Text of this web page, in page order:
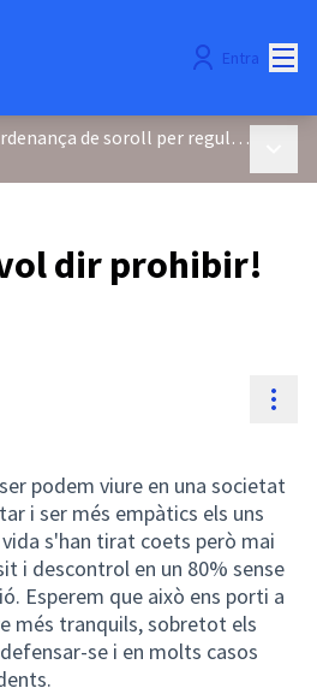
Entra
Modificació parcial de l'ordenança de soroll per regular els focs d'artifici i la pirotècnia
dir prohibir!
podem viure en una societat
i ser més empàtics els uns
s'han tirat coets però mai
i descontrol en un 80% sense
Esperem que això ens porti a
més tranquils, sobretot els
se i en molts casos